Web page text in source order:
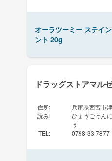
オーラツーミー ステイ
ント 20g
ドラッグストアマル
住所:
兵庫県西宮市
読み:
ひょうごけん
う
TEL : 0798-33-7877